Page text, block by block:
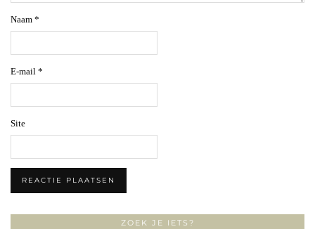
Naam *
E-mail *
Site
ZOEK JE IETS?